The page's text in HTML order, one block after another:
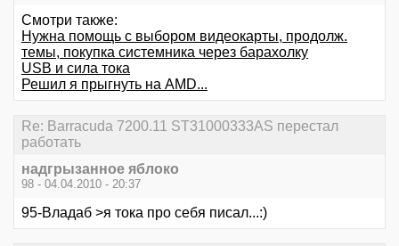
Смотри также:
Нужна помощь с выбором видеокарты, продолж.
темы, покупка системника через барахолку
USB и сила тока
Решил я прыгнуть на AMD...
Re: Barracuda 7200.11 ST31000333AS перестал
работать
надгрызанное яблоко
98 - 04.04.2010 - 20:37
95-Владаб >я тока про себя писал...:)